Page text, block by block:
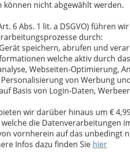
können nicht abgewählt werden.
6 Abs. 1 lit. a DSGVO) führen
durch:
speichern, abrufen und
welche aktiv durch
Webseiten-Optimierung,
von Werbung
Basis von Login-Daten,
wir darüber hinaus um €
die Datenverarbeitungen
vornherein auf das unbedingt
Infos dazu finden Sie hier
wir an dieser Stelle zur
wird nach dem Absenden
- Facharzt für Chirurgie und